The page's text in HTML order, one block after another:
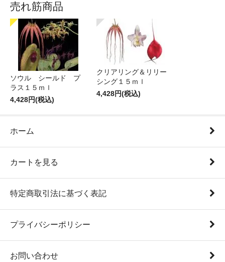
売れ筋商品
ソウル シールド プ
ラス１５ｍｌ
4,428円(税込)
クリアリング＆リリー
シング１５ｍｌ
4,428円(税込)
ホーム
カートを見る
特定商取引法に基づく表記
プライバシーポリシー
お問い合わせ